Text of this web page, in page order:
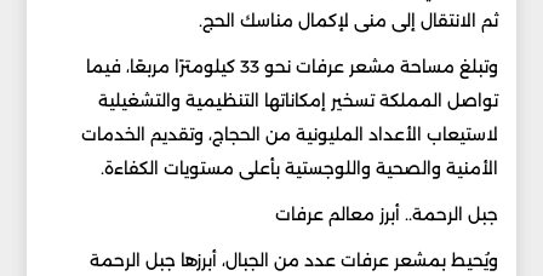
ثم الانتقال إلى منى لإكمال مناسك الحج.
وتبلغ مساحة مشعر عرفات نحو 33 كيلومترًا مربعًا، فيما
تواصل المملكة تسخير إمكاناتها التنظيمية والتشغيلية
لاستيعاب الأعداد المليونية من الحجاج، وتقديم الخدمات
الأمنية والصحية واللوجستية بأعلى مستويات الكفاءة.
جبل الرحمة.. أبرز معالم عرفات
ويُحيط بمشعر عرفات عدد من الجبال، أبرزها جبل الرحمة